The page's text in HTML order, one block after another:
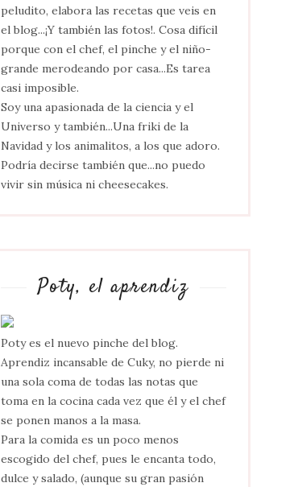
peludito, elabora las recetas que veis en
el blog...¡Y también las fotos!. Cosa difícil
porque con el chef, el pinche y el niño-
grande merodeando por casa...Es tarea
casi imposible.
Soy una apasionada de la ciencia y el
Universo y también...Una friki de la
Navidad y los animalitos, a los que adoro.
Podría decirse también que...no puedo
vivir sin música ni cheesecakes.
Poty, el aprendiz
Poty es el nuevo pinche del blog.
Aprendiz incansable de Cuky, no pierde ni
una sola coma de todas las notas que
toma en la cocina cada vez que él y el chef
se ponen manos a la masa.
Para la comida es un poco menos
escogido del chef, pues le encanta todo,
dulce y salado, (aunque su gran pasión